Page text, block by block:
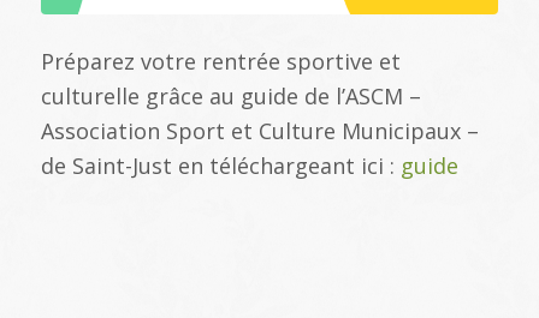
Préparez votre rentrée sportive et
culturelle grâce au guide de l’ASCM –
Association Sport et Culture Municipaux –
de Saint-Just en téléchargeant ici : guide